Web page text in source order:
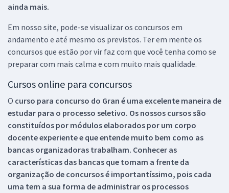
ainda mais.
Em nosso site, pode-se visualizar os concursos em
andamento e até mesmo os previstos. Ter em mente os
concursos que estão por vir faz com que você tenha como se
preparar com mais calma e com muito mais qualidade.
Cursos online para concursos
O curso para concurso do Gran é uma excelente maneira de
estudar para o processo seletivo. Os nossos cursos são
constituídos por módulos elaborados por um corpo
docente experiente e que entende muito bem como as
bancas organizadoras trabalham. Conhecer as
características das bancas que tomam a frente da
organização de concursos é importantíssimo, pois cada
uma tem a sua forma de administrar os processos